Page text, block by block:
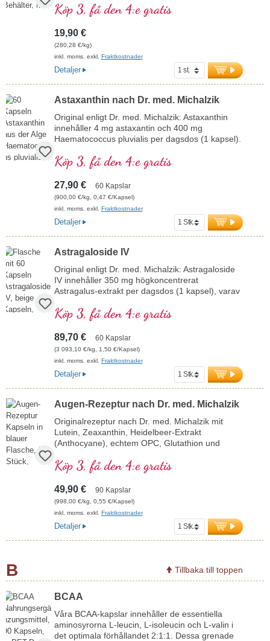
ett traditionsrikt familjeföretag. Utan tillsatser,
högrent och mycket effektivt. Utvecklat av ett
läkarteam med hög expertis inom växtämnen
under ledning av Dr. med. Alexander Michalzik.
Köp 3, få den 4:e gratis
19,90 €
(280,28 €/kg)
inkl. moms. exkl. Fraktkostnader
Detaljer
Astaxanthin nach Dr. med. Michalzik
Original enligt Dr. med. Michalzik: Astaxanthin
innehåller 4 mg astaxantin och 400 mg
Haematococcus pluvialis per dagsdos (1 kapsel).
antioxidanter och fritt från tillsatser. Förseglingen
är aluminiumfri.
mer information om Astaxanthin
Köp 3, få den 4:e gratis
27,90 € 60 Kapslar
(900,00 €/kg, 0,47 €/Kapsel)
inkl. moms. exkl. Fraktkostnader
Detaljer
Astragaloside IV
Original enligt Dr. med. Michalzik: Astragaloside
IV innehåller 350 mg högkoncentrerat
Astragalus-extrakt per dagsdos (1 kapsel), varav
koncentrerade extrakt utvinns ur Astragalus
membranaceus och är idealiskt för alla som på
ett naturligt sätt vill främja sin vitalitet.
mer information om Astragaloside IV
Köp 3, få den 4:e gratis
89,70 € 60 Kapslar
(3 093,10 €/kg, 1,50 €/Kapsel)
inkl. moms. exkl. Fraktkostnader
Detaljer
Augen-Rezeptur nach Dr. med. Michalzik
Originalrezeptur nach Dr. med. Michalzik mit
Lutein, Zeaxanthin, Heidelbeer-Extrakt
(Anthocyane), echtem OPC, Glutathion und
Sehkraft beiträgt. Hochdosiert zur effektiven und
sicheren Anwendung. Entwickelt durch ein
Ärtzeteam mit hoher Pflanzenstoff-, Makro- und
Mikronähstoffexpertise unter der Leitung von Dr.
med. Alexander Michalzik.
Köp 3, få den 4:e gratis
49,90 € 90 Kapslar
(998,00 €/kg, 0,55 €/Kapsel)
inkl. moms. exkl. Fraktkostnader
Detaljer
B Tillbaka till toppen
BCAA
Våra BCAA-kapslar innehåller de essentiella
aminosyrorna L-leucin, L-isoleucin och L-valin i
det optimala förhållandet 2:1:1. Dessa grenade